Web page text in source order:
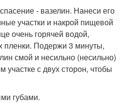
- вазелин. Нанеси его
участки и накрой пищевой
очень горячей водой,
пленки. Подержи 3 минуты,
смой и несильно (несильно)
участке с двух сторон, чтобы
губами.